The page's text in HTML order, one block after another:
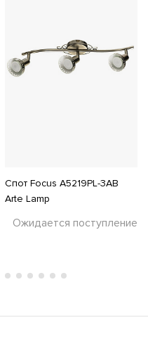
Спот Focus A5219PL-3AB
Arte Lamp
Ожидается поступление